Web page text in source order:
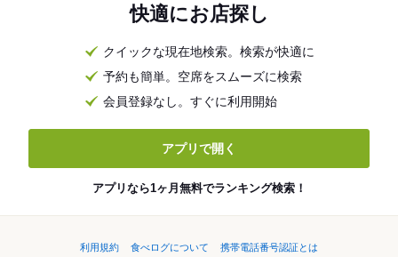
快適にお店探し
クイックな現在地検索。検索が快適に
予約も簡単。空席をスムーズに検索
会員登録なし。すぐに利用開始
アプリで開く
アプリなら1ヶ月無料でランキング検索！
利用規約 食べログについて
携帯電話番号認証とは